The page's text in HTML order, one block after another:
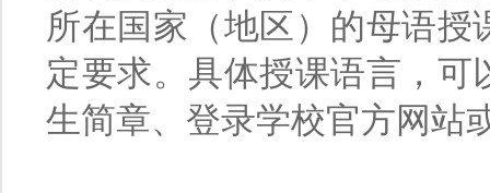
所在国家（地区）的母语
定要求。具体授课语言，
生简章、登录学校官方网站